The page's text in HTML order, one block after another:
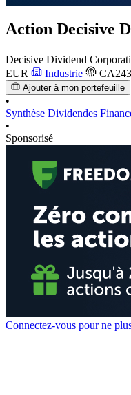
Action Decisive
Decisive Dividend
EUR
Industrie
Ajouter à mon portefeuille
•
Synthèse Dividendes
•
Sponsorisé
Connectez-vous pour ne